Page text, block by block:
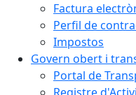
Factura
Perfil de
Impostos
Govern obert i
Portal de